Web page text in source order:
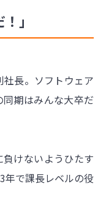
」
長。ソフトウェア
期はみんな大卒だ
負けないようひたす
年で課長レベルの役